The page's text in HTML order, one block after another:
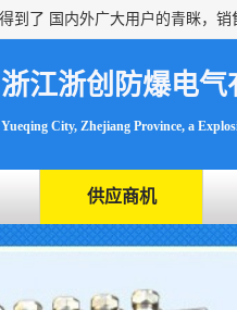
浙江浙创防爆电气
Yueqing City, Zhejiang Province, a
供应商机